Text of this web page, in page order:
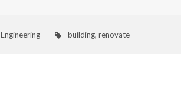
Engineering building,renovate